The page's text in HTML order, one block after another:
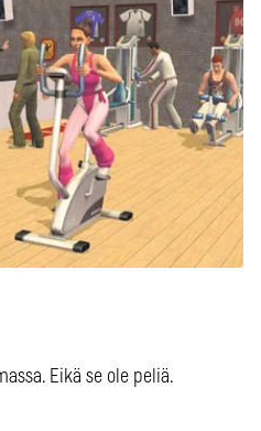
Eikä se ole peliä.